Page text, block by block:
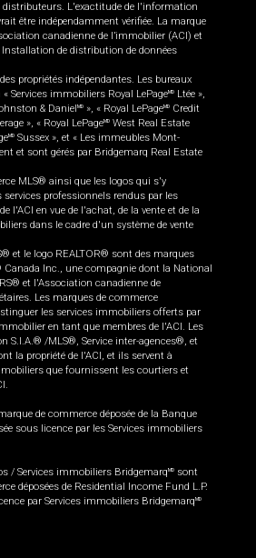
distributeurs. L'exactitude de l'information
être indépendamment vérifiée. La marque
canadienne de l’immobilier (ACI) et
Installation de distribution de données
propriétés indépendantes. Les bureaux
Services immobiliers Royal LePageMD
Ltée »,
& Daniel MD », « Royal LePageMD
Credit
», « Royal LePageMD West Real Estate
MD Sussex », et « Les immeubles Mont-
et sont gérés par Bridgemarq Real Estate
MLS® ainsi que les logos qui s'y
services professionnels rendus par les
l'ACI en vue de l'achat, de la vente et de la
dans le cadre d'un système de vente
et le logo REALTOR® sont des marques
Canada Inc., une compagnie dont la National
et l'Association canadienne de
Les marques de commerce
les services immobiliers offerts par
en tant que membres de l'ACI. Les
S.I.A.® /MLS®, Service inter-agences®, et
la propriété de l'ACI, et ils servent à
que fournissent les courtiers et
de commerce déposée de la Banque
sous licence par les Services immobiliers
/ Services immobiliers BridgemarqMD
sont
déposées de Residential Income Fund L.P.
par Services immobiliers BridgemarqMD